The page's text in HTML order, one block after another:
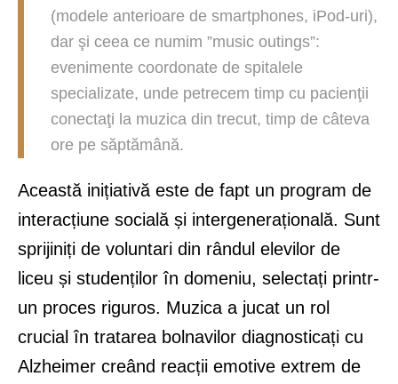
(modele anterioare de smartphones, iPod-uri),
dar şi ceea ce numim ”music outings”:
evenimente coordonate de spitalele
specializate, unde petrecem timp cu pacienţii
conectaţi la muzica din trecut, timp de câteva
ore pe săptămână.
Această inițiativă este de fapt un program de
interacțiune socială și intergenerațională. Sunt
sprijiniți de voluntari din rândul elevilor de
liceu și studenților în domeniu, selectați printr-
un proces riguros. Muzica a jucat un rol
crucial în tratarea bolnavilor diagnosticați cu
Alzheimer creând reacții emotive extrem de